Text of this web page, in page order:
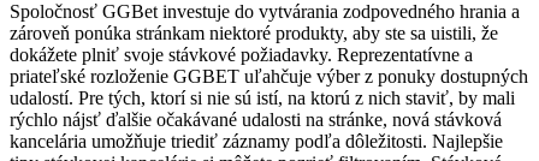
Spoločnosť GGBet investuje do vytvárania zodpovedného hrania a
zároveň ponúka stránkam niektoré produkty, aby ste sa uistili, že
dokážete plniť svoje stávkové požiadavky. Reprezentatívne a
priateľské rozloženie GGBET uľahčuje výber z ponuky dostupných
udalostí. Pre tých, ktorí si nie sú istí, na ktorú z nich staviť, by mali
rýchlo nájsť ďalšie očakávané udalosti na stránke, nová stávková
kancelária umožňuje triediť záznamy podľa dôležitosti. Najlepšie